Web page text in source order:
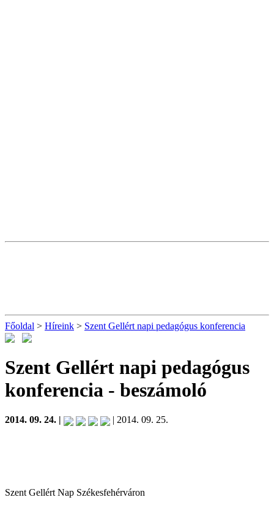
Főoldal > Híreink > Szent Gellért napi pedagógus konferencia
Szent Gellért napi pedagógus
konferencia - beszámoló
2014. 09. 24. | | 2014. 09. 25.
Szent Gellért Nap Székesfehérváron